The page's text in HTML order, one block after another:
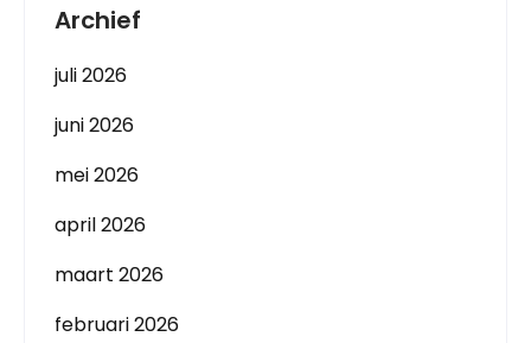
Archief
juli 2026
juni 2026
mei 2026
april 2026
maart 2026
februari 2026